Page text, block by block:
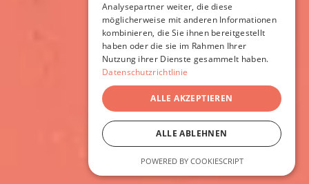
Analysepartner weiter, die diese
möglicherweise mit anderen Informationen
kombinieren, die Sie ihnen bereitgestellt
haben oder die sie im Rahmen Ihrer
Nutzung ihrer Dienste gesammelt haben.
Datenschutzrichtlinie
ALLE AKZEPTIEREN
ALLE ABLEHNEN
POWERED BY COOKIESCRIPT